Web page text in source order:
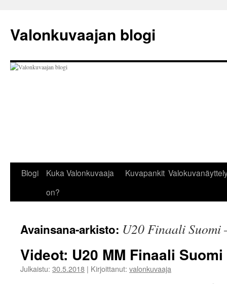
Valonkuvaajan blogi
Blogi
Kuka Valonkuvaaja
on?
Kuvapankit
Avainsana-arkisto: U20 Finaali Suomi
Videot: U20 MM Finaali
Julkaistu: 30.5.2018 | Kirjoittanut: valonkuvaaja